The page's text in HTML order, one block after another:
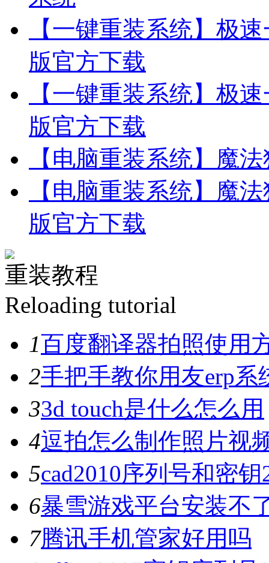
【一键重装系统】极
版官方下载
【一键重装系统】极
版官方下载
【电脑重装系统】魔
【电脑重装系统】魔
版官方下载
重装教程
Reloading tutorial
1百度翻译器拍照使用
2手把手教你用友erp系
33d touch是什么怎么用
4逗拍怎么制作照片视
5cad2010序列号和密
6暴雪游戏平台安装不
7腾讯手机管家好用吗